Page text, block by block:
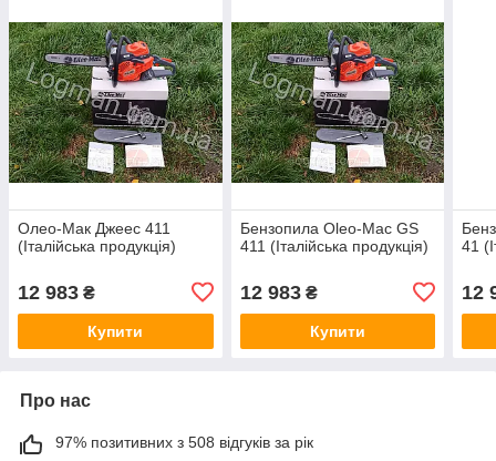
Олео-Мак Джеес 411
(Італійська продукція)
12 983 ₴
Купити
Бензопила Oleo-Mac GS
411 (Італійська продукція)
12 983₴
Купити
41
12
Про нас
97% позитивних з 508 відгуків за рік